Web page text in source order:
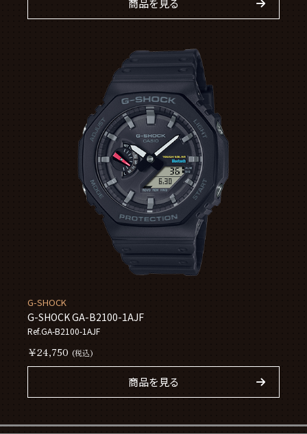
商品を見る
G-SHOCK
G-SHOCK GA-B2100-1AJF
Ref.GA-B2100-1AJF
￥24,750 (税込)
商品を見る